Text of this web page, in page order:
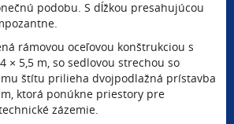
podobu. S dĺžkou presahujúcou
rámovou oceľovou konštrukciou s
× 5,5 m, so sedlovou strechou so
štítu prilieha dvojpodlažná prístavba
ktorá ponúkne priestory pre
zázemie.